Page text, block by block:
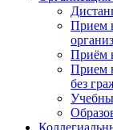
Прием
Приём
Прием
без